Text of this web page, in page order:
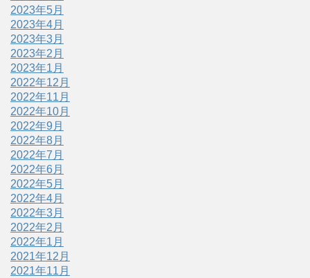
2023年5月
2023年4月
2023年3月
2023年2月
2023年1月
2022年12月
2022年11月
2022年10月
2022年9月
2022年8月
2022年7月
2022年6月
2022年5月
2022年4月
2022年3月
2022年2月
2022年1月
2021年12月
2021年11月